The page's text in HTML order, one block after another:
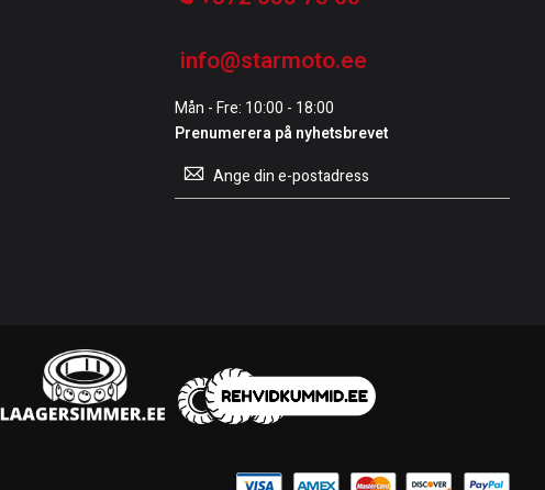
info@starmoto.ee
Mån - Fre: 10:00 - 18:00
Prenumerera på nyhetsbrevet
Prenumerera
på
vårt